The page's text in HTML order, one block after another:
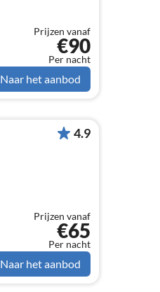
Prijzen vanaf
€90
Per nacht
Naar het aanbod
4.9
Prijzen vanaf
€65
Per nacht
Naar het aanbod